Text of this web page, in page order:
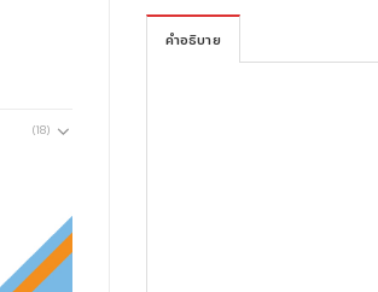
(18)
คำอธิบาย